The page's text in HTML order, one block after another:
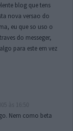
blog que tens
nova versao do
eu que so uso o
do messeger,
para este em vez
Nem como beta